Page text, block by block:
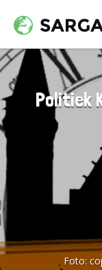
Politiek
Foto: